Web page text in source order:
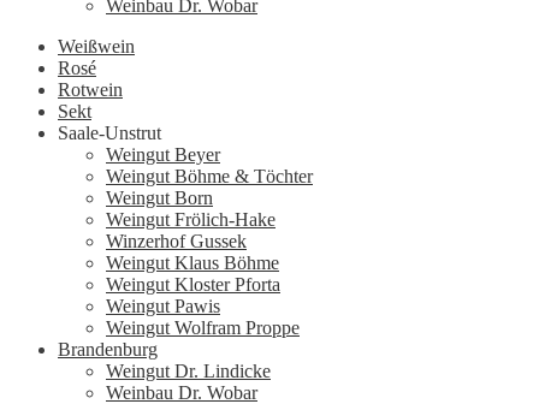
Weinbau Dr. Wobar
Weißwein
Rosé
Rotwein
Sekt
Saale-Unstrut
Weingut Beyer
Weingut Böhme & Töchter
Weingut Born
Weingut Frölich-Hake
Winzerhof Gussek
Weingut Klaus Böhme
Weingut Kloster Pforta
Weingut Pawis
Weingut Wolfram Proppe
Brandenburg
Weingut Dr. Lindicke
Weinbau Dr. Wobar